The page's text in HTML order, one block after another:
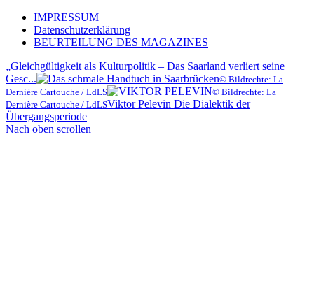
IMPRESSUM
Datenschutzerklärung
BEURTEILUNG DES MAGAZINES
„Gleichgültigkeit als Kulturpolitik – Das Saarland verliert seine
Gesc...
© Bildrechte: La
Dernière Cartouche / LdLS
© Bildrechte: La
Dernière Cartouche / LdLSViktor Pelevin Die Dialektik der
Übergangsperiode
Nach oben scrollen